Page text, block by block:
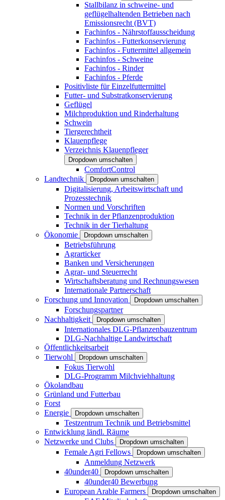
Stallbilanz in schweine- und
geflügelhaltenden Betrieben nach
Emissionsrecht (BVT)
Fachinfos - Nährstoffausscheidung
Fachinfos - Futterkonservierung
Fachinfos - Futtermittel allgemein
Fachinfos - Schweine
Fachinfos - Rinder
Fachinfos - Pferde
Positivliste für Einzelfuttermittel
Futter- und Substratkonservierung
Geflügel
Milchproduktion und Rinderhaltung
Schwein
Tiergerechtheit
Klauenpflege
Verzeichnis Klauenpfleger
Dropdown umschalten
ComfortControl
Landtechnik
Dropdown umschalten
Digitalisierung, Arbeitswirtschaft und
Prozesstechnik
Normen und Vorschriften
Technik in der Pflanzenproduktion
Technik in der Tierhaltung
Ökonomie
Dropdown umschalten
Betriebsführung
Agrarticker
Banken und Versicherungen
Agrar- und Steuerrecht
Wirtschaftsberatung und Rechnungswesen
Internationale Partnerschaft
Forschung und Innovation
Dropdown umschalten
Forschungspartner
Nachhaltigkeit
Dropdown umschalten
Internationales DLG-Pflanzenbauzentrum
DLG-Nachhaltige Landwirtschaft
Öffentlichkeitsarbeit
Tierwohl
Dropdown umschalten
Fokus Tierwohl
DLG-Programm Milchviehhaltung
Ökolandbau
Grünland und Futterbau
Forst
Energie
Dropdown umschalten
Testzentrum Technik und Betriebsmittel
Entwicklung ländl. Räume
Netzwerke und Clubs
Dropdown umschalten
Female Agri Fellows Dropdown umschalten
Anmeldung Netzwerk
40under40
Dropdown umschalten
40under40 Bewerbung
European Arable Farmers
Dropdown umschalten